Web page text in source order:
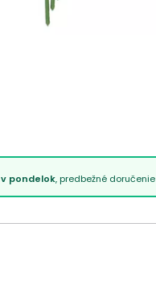
v pondelok, predbežné doručenie